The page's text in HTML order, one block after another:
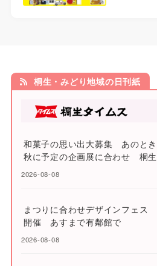
桐生・みどり地域の日刊紙
和菓子の思い出大募集 あのと
秋に予定の企画展に合わせ 桐
2026-08-08
まつりに合わせデザインフェス
開催 あすまで有鄰館で
2026-08-08